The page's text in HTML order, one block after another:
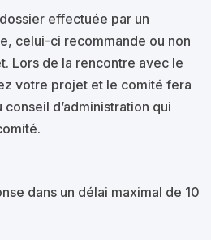
effectuée par un
celui-ci recommande ou non
Lors de la rencontre avec le
votre projet et le comité fera
d’administration qui
dans un délai maximal de 10